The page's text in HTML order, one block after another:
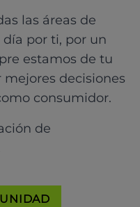
las áreas de
por ti, por un
estamos de tu
decisiones
consumidor.
de